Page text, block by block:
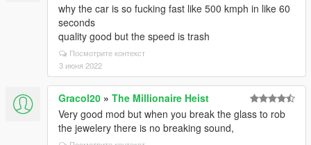
why the car is so fucking fast like 500 kmph in like 60
seconds
quality good but the speed is trash
Посмотрите контекст
3 июня 2022
Gracol20 » The Millionaire Heist
Very good mod but when you break the glass to rob
the jewelery there is no breaking sound,